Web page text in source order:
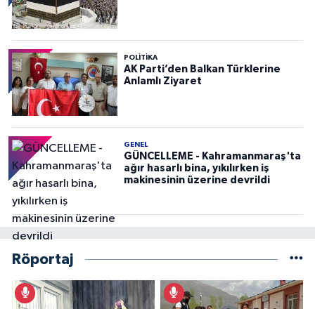
POLITIKA
AK Parti’den Balkan Türklerine
Anlamlı Ziyaret
GENEL
GÜNCELLEME - Kahramanmaraş'ta
ağır hasarlı bina, yıkılırken iş
makinesinin üzerine devrildi
Röportaj